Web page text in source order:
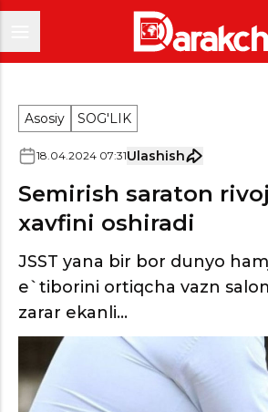
Asosiy SOG'LIK
18.04.2024 07:31Ulashish
Semirish saraton
xavfini oshiradi
JSST yana bir bor dunyo
e`tiborini ortiqcha vazn
zarar ekanli...